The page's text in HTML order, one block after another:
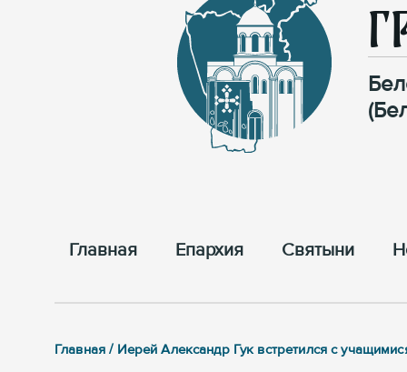
Главная Епархия Cвятыни
Главная / Иерей Александр Гук встретился с